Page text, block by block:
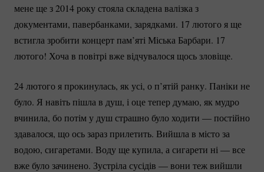
мене ще з 2014 року стояла складена валізка з
документами, павербанками, зарядками. 17 лютого я ще
встигла зробити концерт пам’яті Міська Барбари. 17
лютого! Хоча в повітрі вже відчувалося щось зловіще.
24 лютого я прокинулась, як усі, о п’ятій ранку. Паніки не
було. Я навіть пішла в душ, і оце тепер думаю, як мудро
вчинила, бо потім у душ страшно було ходити — постійно
здавалося, що ось зараз прилетить. Вийшла в місто за
водою, сигаретами. Воду ще купила, а сигарети ні — все
вже було зачинено. Зустріла сусідів — вони теж вийшли